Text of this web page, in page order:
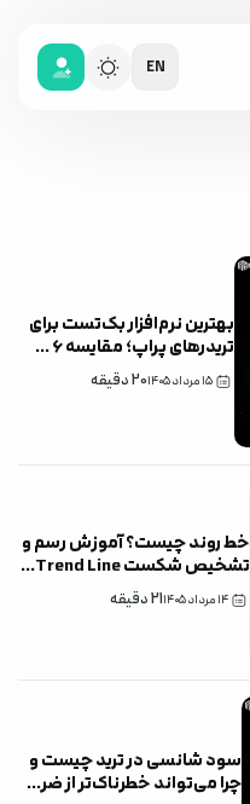
EN
بهترین نرم‌افزار بک‌تست برای
تریدرهای پراپ؛ مقایسه ۶ ...
۱۵ مرداد ۱۴۰۵ 20دقیقه
خط روند چیست؟ آموزش رسم و
تشخیص شکست Trend Line ...
۱۴ مرداد ۱۴۰۵ 21دقیقه
سود شانسی در ترید چیست و
چرا می‌تواند خطرناک‌تر از ضر...